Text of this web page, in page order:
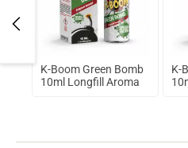
K-Boom Green Bomb
10ml Longfill Aroma
K-